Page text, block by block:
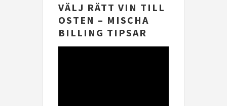
VÄLJ RÄTT VIN TILL
OSTEN – MISCHA
BILLING TIPSAR